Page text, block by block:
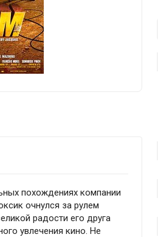
похождениях компании
очнулся за рулем
радости его друга
увлечения кино. Не